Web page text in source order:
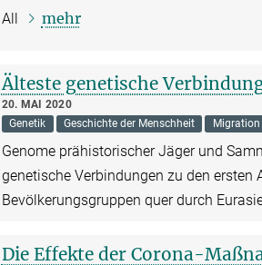
All
mehr
Älteste genetische
20. MAI 2020
Genetik
Geschichte der Menschheit Migration
Genome prähistorischer Jäger und
genetische Verbindungen zu den ersten
Bevölkerungsgruppen quer durch
Die Effekte der Corona-